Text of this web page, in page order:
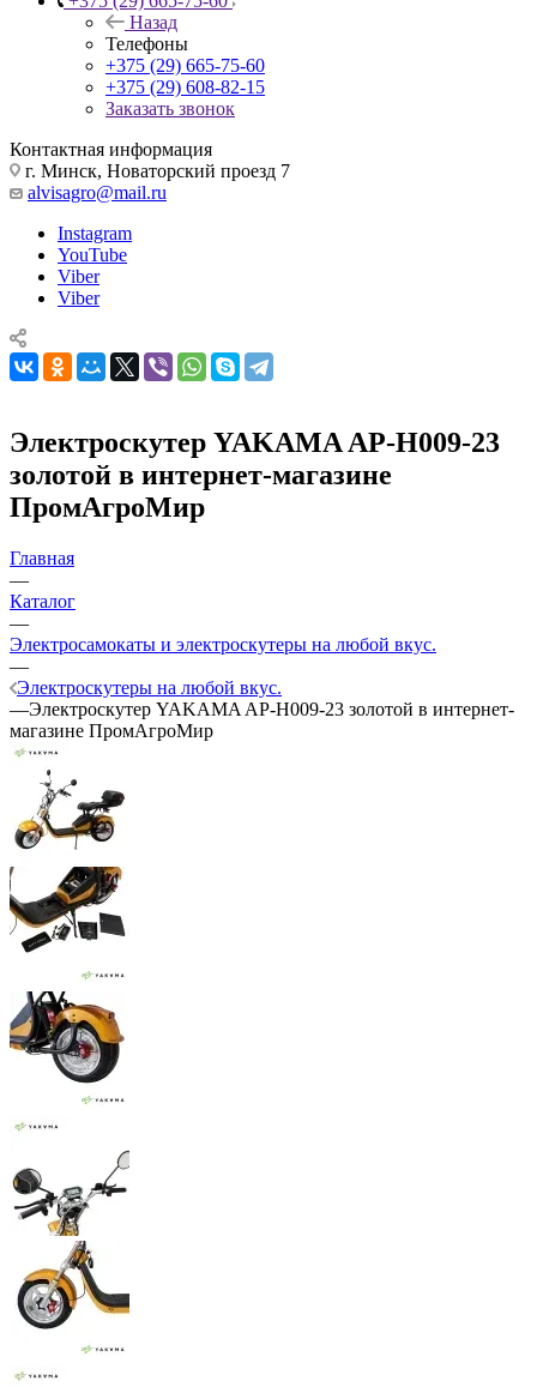
Назад
Телефоны
+375 (29) 665-75-60
+375 (29) 608-82-15
Заказать звонок
Контактная информация
г. Минск, Новаторский проезд 7
alvisagro@mail.ru
Instagram
YouTube
Viber
Viber
Электроскутер YAKAMA AP-H009-23
золотой в интернет-магазине
ПромАгроМир
Главная
—
Каталог
—
Электросамокаты и электроскутеры на любой вкус.
—
Электроскутеры на любой вкус.
—Электроскутер YAKAMA AP-H009-23 золотой в интернет-
магазине ПромАгроМир